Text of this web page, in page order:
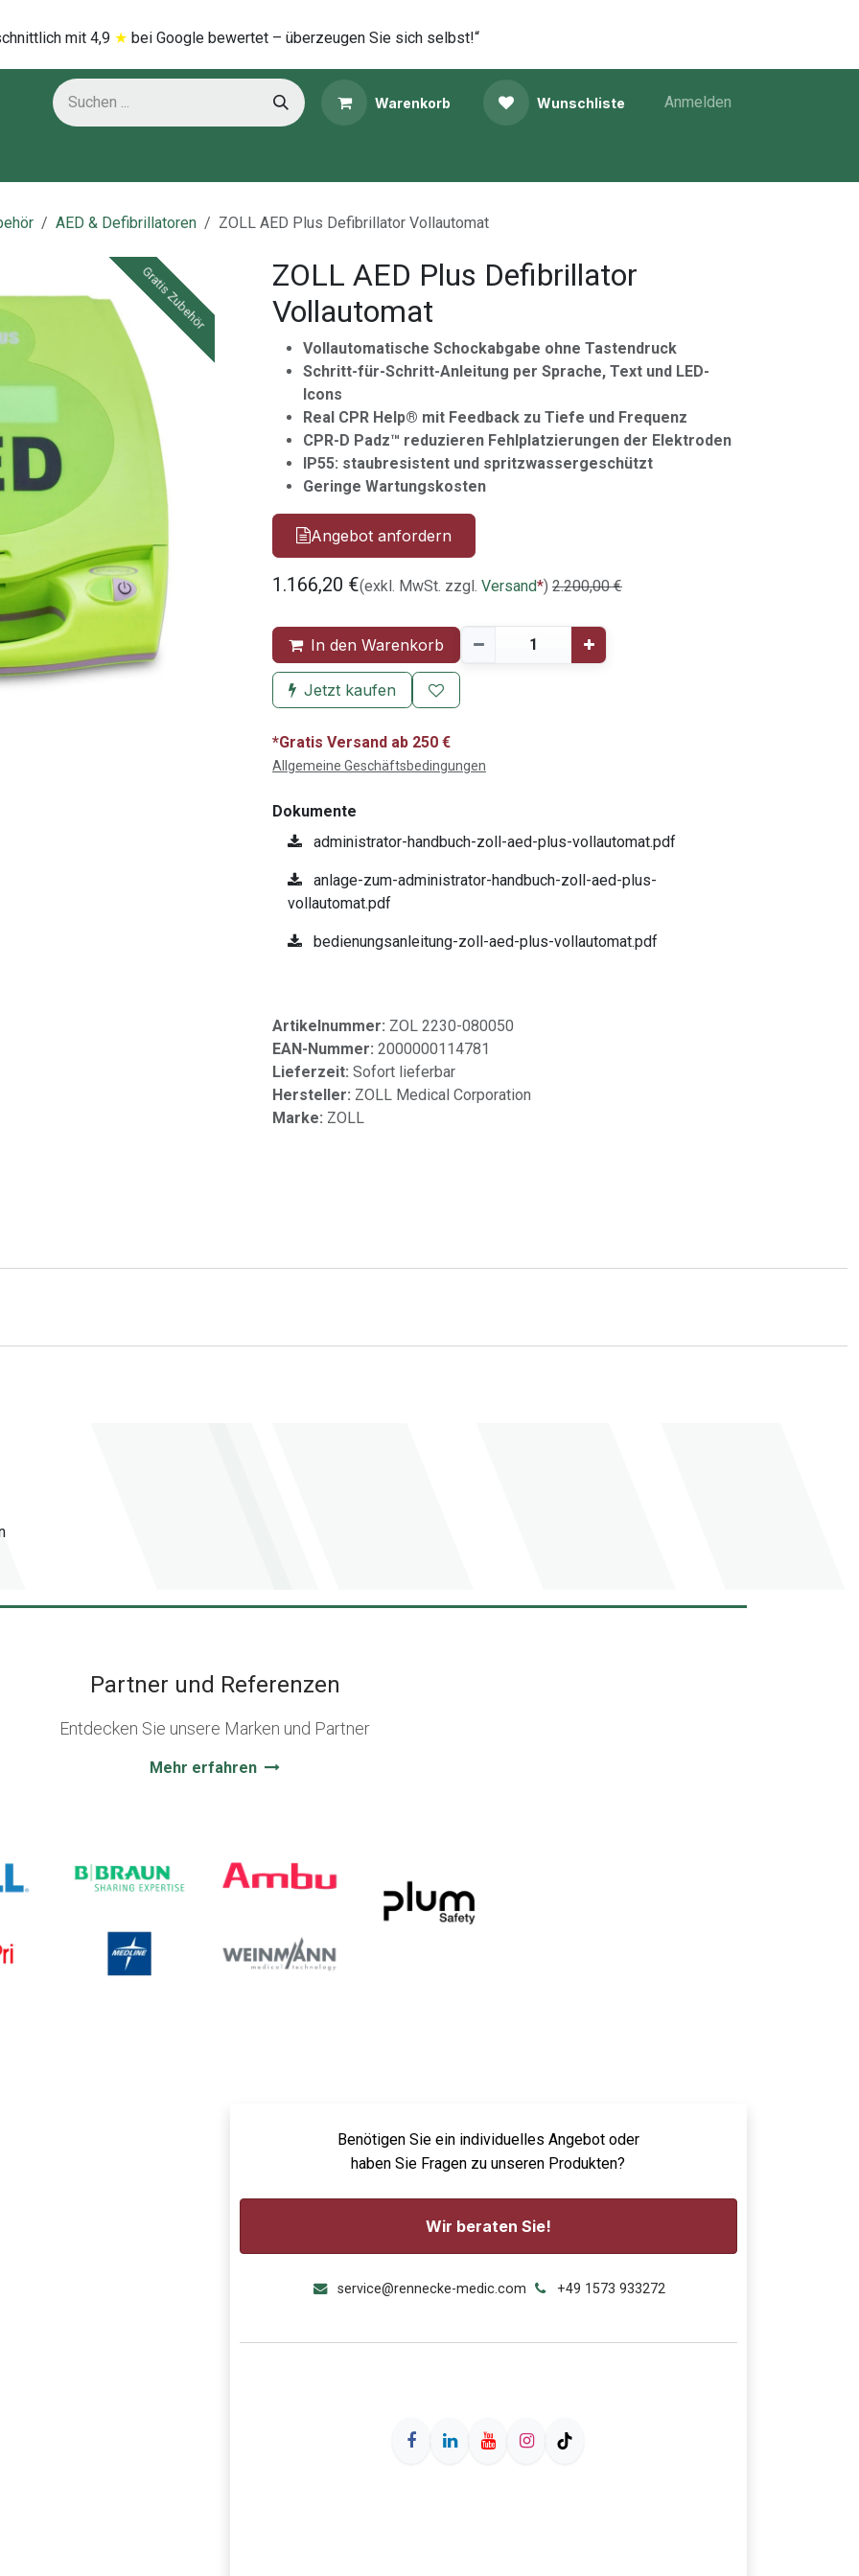
mi​t 4,9 ★ bei Google bewertet – überzeugen Sie sich selbst!“
Warenkorb Wunschliste Anmelden
AED & Defibrillatoren ZOLL AED Plus Defibrillator Vollautomat
Gratis Zubehör
Gratis Zubehör
ZOLL AED Plus Defibrillator
Vollautomat
Vollautomatische Schockabgabe ohne Tastendruck
Schritt-für-Schritt-Anleitung per Sprache, Text und LED-
Icons
Real CPR Help® mit Feedback zu Tiefe und Frequenz
CPR-D Padz™ reduzieren Fehlplatzierungen der Elektroden
IP55: staubresistent und spritzwassergeschützt
Geringe Wartungskosten
Angebot anfordern
1.166,20 €(exkl. MwSt. zzgl. Versand*) 2.200,00€
In den Warenkorb
Jetzt kaufen
*Gratis Versand ab 250 €
Allgemeine Geschäftsbedingungen
Dokumente
administrator-handbuch-zoll-aed-plus-vollautomat.pdf
anlage-zum-administrator-handbuch-zoll-aed-plus-
vollautomat.pdf
bedienungsanleitung-zoll-aed-plus-vollautomat.pdf
Artikelnummer: ZOL 2230-080050
EAN-Nummer: 2000000114781
Lieferzeit: Sofort lieferbar
Hersteller: ZOLL Medical Corporation
Marke: ZOLL
Partner und Referenzen
Entdecken Sie unsere Marken und Partner
Mehr erfahren
Benötigen Sie ein individuelles Angebot oder
haben Sie Fragen zu unseren Produkten?
Wir beraten Sie!
service@rennecke-medic.com +49 1573 933272